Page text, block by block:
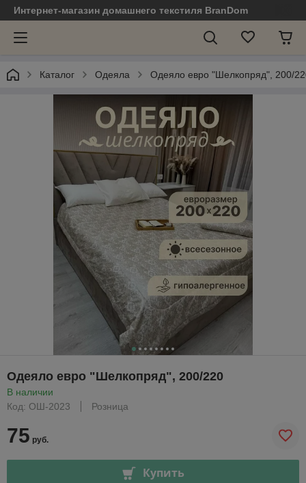
Интернет-магазин домашнего текстиля BranDom
Каталог Одеяла Одеяло евро "Шелкопряд", 200/
Одеяло евро "Шелкопряд", 200/220
В наличии
Код: ОШ-2023
Розница
75 руб.
Купить